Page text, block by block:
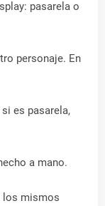
pasarela o
personaje. En
es pasarela,
a mano.
los mismos